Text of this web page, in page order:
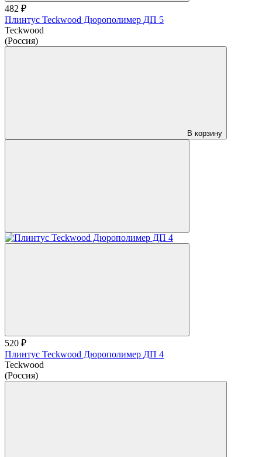
482 ₽
Плинтус Teckwood Дюрополимер ДП 5
Teckwood
(Россия)
В корзину
520 ₽
Плинтус Teckwood Дюрополимер ДП 4
Teckwood
(Россия)